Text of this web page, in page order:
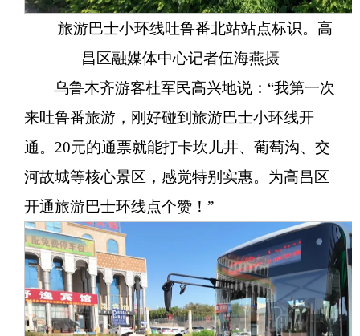
旅游巴士小环线吐鲁番北站站点标识。高
昌区融媒体中心记者伍海燕摄
乌鲁木齐游客杜军民高兴地说：“我第一次
来吐鲁番旅游，刚好碰到旅游巴士小环线开
通。20元的通票就能打卡坎儿井、葡萄沟、交
河故城等核心景区，感觉特别实惠。为高昌区
开通旅游巴士环线点个赞！”